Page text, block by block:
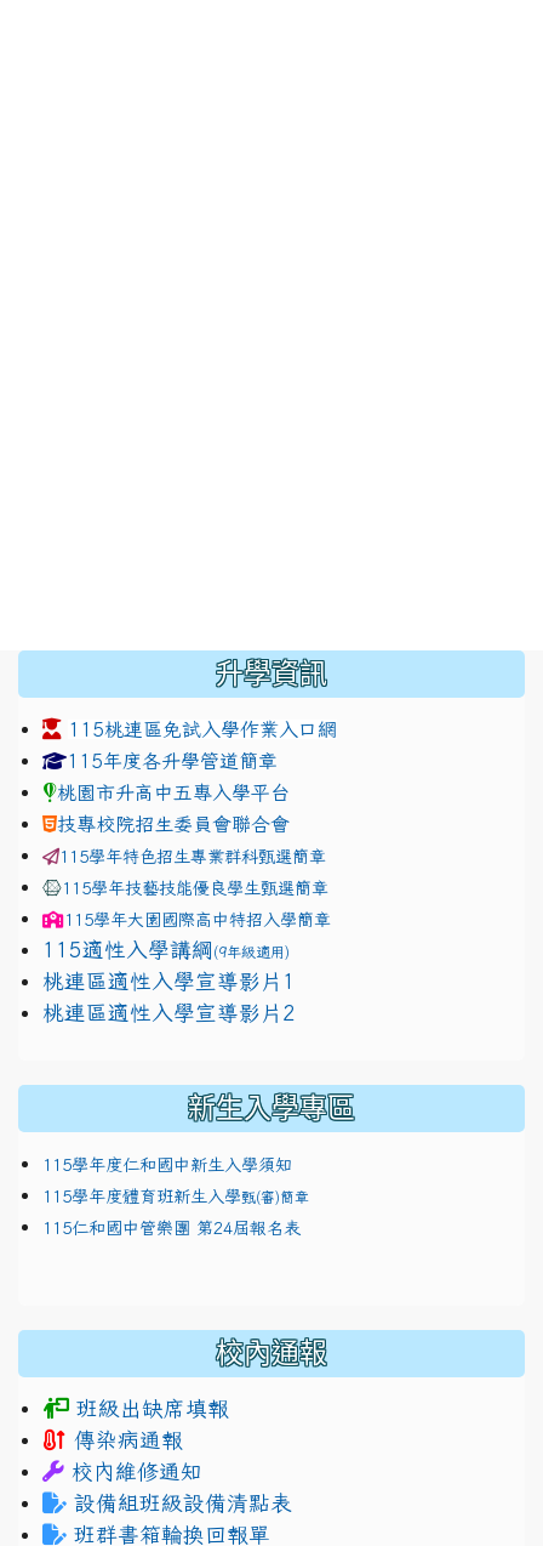
升學資訊
115桃連區免試入學作業入口網
link to https://www.jhjhs.tyc.edu.tw/modules/
115年度各升學管道簡章
桃園市升高中五專入學平台
技專校院招生委員會聯合會
115學年特色招生專業群科甄選簡章
115學年技藝技能優良學生甄選簡章
115學年大園國際高中特招入學簡章
115適性入學講綱 (9年級適用)
link to https://docs.google.com/presentation/d/
桃連區適性入學宣導影片1
link to https://docs.google.com/presentation/d/
桃連區適性入學宣導影片2
新生入學專區
115學年度仁和國中新生入學須知
115學年度體育班新生入學甄(審)簡章
115仁和國中管樂團 第24屆報名表
校內通報
班級出缺席填報
傳染病通報
校內維修通知
設備組班級設備清點表
班群書箱輪換回報單